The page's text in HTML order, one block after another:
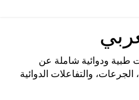
طبية ودوائية شاملة عن
الجرعات، والتفاعلات الدوائية